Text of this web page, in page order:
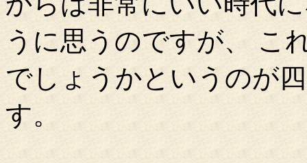
うに思うのですが、 こ
でしょうかというのが
す。